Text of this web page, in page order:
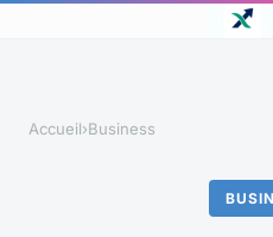
Accueil›Business